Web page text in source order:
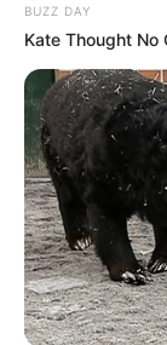
BUZZ DAY
Kate Thought No